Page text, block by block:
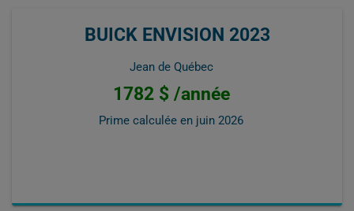
BUICK ENVISION 2023
Jean de Québec
1782 $ /année
Prime calculée en juin 2026